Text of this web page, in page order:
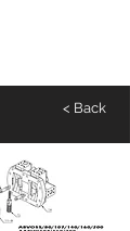
< Back